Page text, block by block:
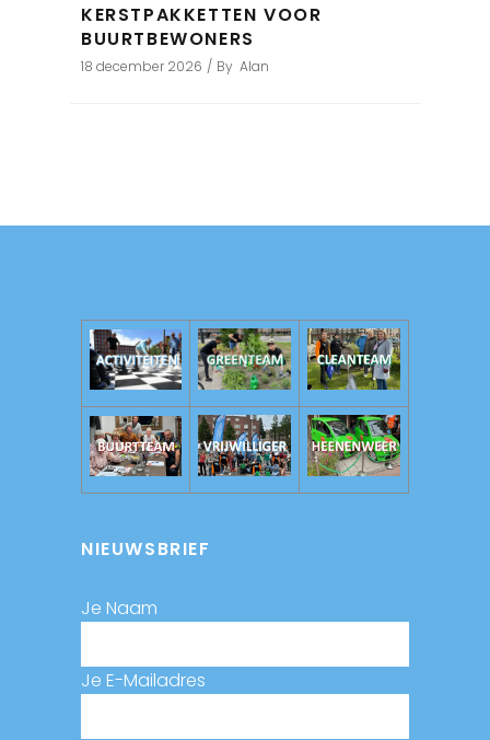
KERSTPAKKETTEN VOOR
BUURTBEWONERS
18 december 2026 By Alan
NIEUWSBRIEF
Je Naam
Je E-Mailadres